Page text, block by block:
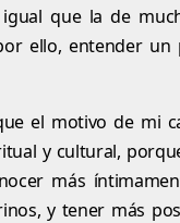
que la de
ello, entender
el motivo de mi
y cultural,
más
y tener más